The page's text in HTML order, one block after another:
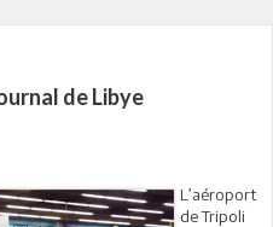
de Libye
L’aéroport
de Tripoli